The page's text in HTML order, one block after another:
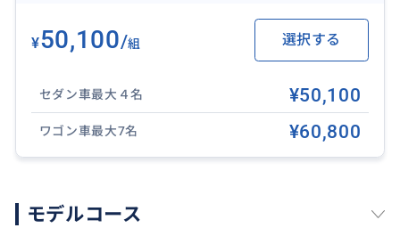
¥50,100/組 選択する
セダン車最大４名 ¥50,100
ワゴン車最大7名 ¥60,800
モデルコース